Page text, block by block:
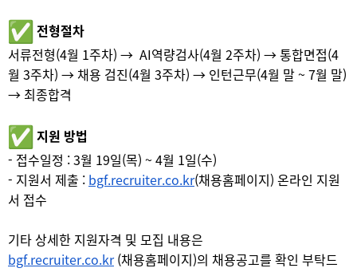
전형절차
서류전형(4월 1주차) → AI역량검사(4월 2주차) → 통합면접(4
월 3주차) → 채용 검진(4월 3주차) → 인턴근무(4월 말 ~ 7월 말)
→ 최종합격
지원 방법
- 접수일정 : 3월 19일(목) ~ 4월 1일(수)
- 지원서 제출 : bgf.recruiter.co.kr(채용홈페이지) 온라인 지원
서 접수
기타 상세한 지원자격 및 모집 내용은
bgf.recruiter.co.kr(채용홈페이지)의 채용공고를 확인 부탁드